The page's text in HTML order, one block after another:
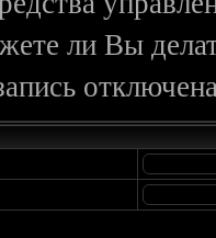
ли Вы